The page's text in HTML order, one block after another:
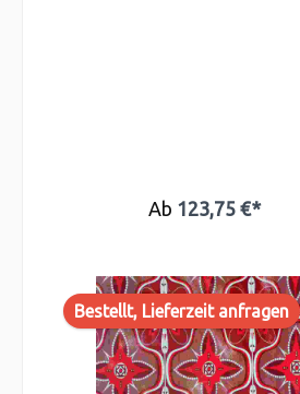
Ab 123,75 €*
Bestellt, Lieferzeit anfragen